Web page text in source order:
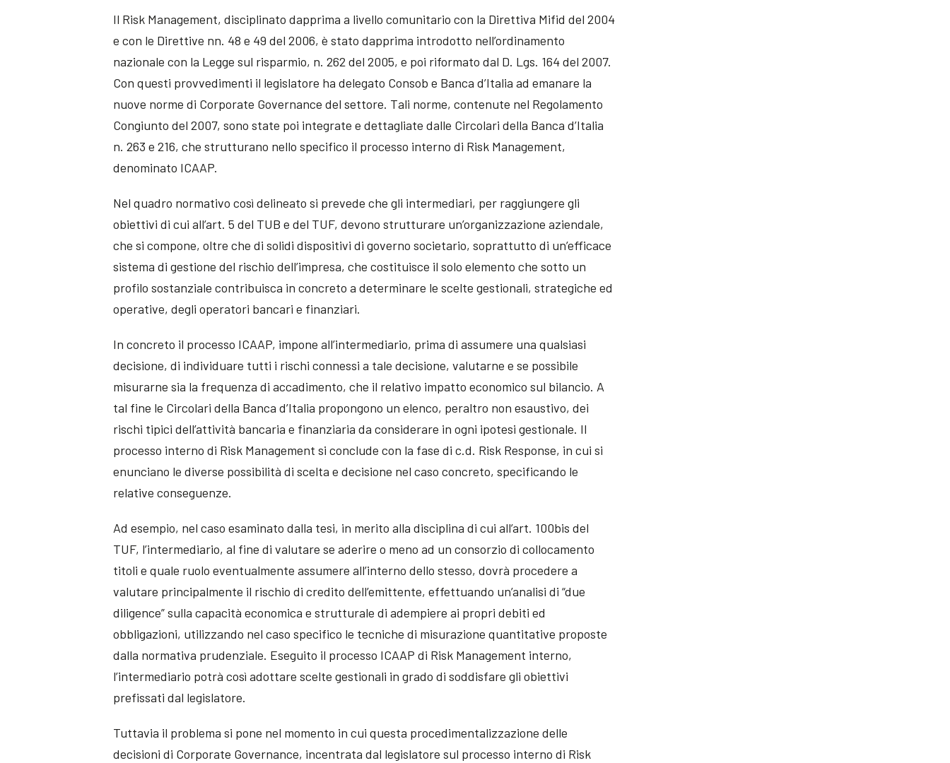
Il Risk Management, disciplinato dapprima a livello comunitario con la Direttiva Mifid del 2004
e con le Direttive nn. 48 e 49 del 2006, è stato dapprima introdotto nell’ordinamento
nazionale con la Legge sul risparmio, n. 262 del 2005, e poi riformato dal D. Lgs. 164 del 2007.
Con questi provvedimenti il legislatore ha delegato Consob e Banca d’Italia ad emanare la
nuove norme di Corporate Governance del settore. Tali norme, contenute nel Regolamento
Congiunto del 2007, sono state poi integrate e dettagliate dalle Circolari della Banca d’Italia
n. 263 e 216, che strutturano nello specifico il processo interno di Risk Management,
denominato ICAAP.
Nel quadro normativo così delineato si prevede che gli intermediari, per raggiungere gli
obiettivi di cui all’art. 5 del TUB e del TUF, devono strutturare un’organizzazione aziendale,
che si compone, oltre che di solidi dispositivi di governo societario, soprattutto di un’efficace
sistema di gestione del rischio dell’impresa, che costituisce il solo elemento che sotto un
profilo sostanziale contribuisca in concreto a determinare le scelte gestionali, strategiche ed
operative, degli operatori bancari e finanziari.
In concreto il processo ICAAP, impone all’intermediario, prima di assumere una qualsiasi
decisione, di individuare tutti i rischi connessi a tale decisione, valutarne e se possibile
misurarne sia la frequenza di accadimento, che il relativo impatto economico sul bilancio. A
tal fine le Circolari della Banca d’Italia propongono un elenco, peraltro non esaustivo, dei
rischi tipici dell’attività bancaria e finanziaria da considerare in ogni ipotesi gestionale. Il
processo interno di Risk Management si conclude con la fase di c.d. Risk Response, in cui si
enunciano le diverse possibilità di scelta e decisione nel caso concreto, specificando le
relative conseguenze.
Ad esempio, nel caso esaminato dalla tesi, in merito alla disciplina di cui all’art. 100bis del
TUF, l’intermediario, al fine di valutare se aderire o meno ad un consorzio di collocamento
titoli e quale ruolo eventualmente assumere all’interno dello stesso, dovrà procedere a
valutare principalmente il rischio di credito dell’emittente, effettuando un’analisi di “due
diligence” sulla capacità economica e strutturale di adempiere ai propri debiti ed
obbligazioni, utilizzando nel caso specifico le tecniche di misurazione quantitative proposte
dalla normativa prudenziale. Eseguito il processo ICAAP di Risk Management interno,
l’intermediario potrà così adottare scelte gestionali in grado di soddisfare gli obiettivi
prefissati dal legislatore.
Tuttavia il problema si pone nel momento in cui questa procedimentalizzazione delle
decisioni di Corporate Governance, incentrata dal legislatore sul processo interno di Risk